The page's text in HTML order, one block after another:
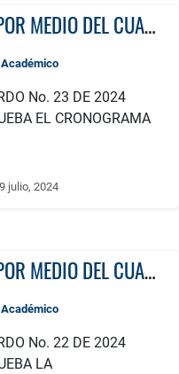
ACUERDO No. 23 DE 2024 POR MEDIO DEL CUAL SE APRUEBA EL CRONOGRAMA PARA EL REGISTRO DE PROYECTOS DE TESIS DE DOCTORADO
No. 23 DE 2024
EL CRONOGRAMA
9 julio, 2024
ACUERDO No. 22 DE 2024 POR MEDIO DEL CUAL SE APRUEBA LA CONVOCATORIA PARA EL REGISTRO DE PROYECTOS SIN FINANCIACIÓN EN EFECTIVO
No. 22 DE 2024
LA